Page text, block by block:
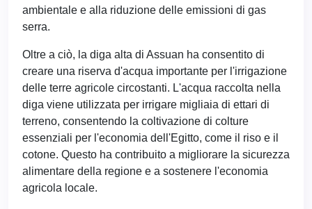
ambientale e alla riduzione delle emissioni di gas
serra.
Oltre a ciò, la diga alta di Assuan ha consentito di
creare una riserva d'acqua importante per l'irrigazione
delle terre agricole circostanti. L'acqua raccolta nella
diga viene utilizzata per irrigare migliaia di ettari di
terreno, consentendo la coltivazione di colture
essenziali per l'economia dell'Egitto, come il riso e il
cotone. Questo ha contribuito a migliorare la sicurezza
alimentare della regione e a sostenere l'economia
agricola locale.